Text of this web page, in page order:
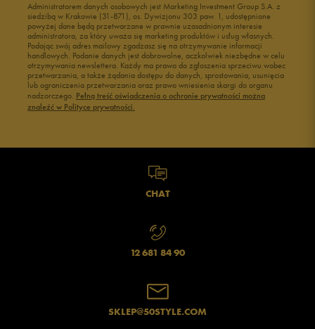
Administratorem danych osobowych jest Marketing Investment Group S.A. z
siedzibą w Krakowie (31-871), os. Dywizjonu 303 paw. 1, udostępnione
powyżej dane będą przetwarzane w prawnie uzasadnionym interesie
administratora, za który uważa się marketing produktów i usług własnych.
Podając swój adres mailowy zgadzasz się na otrzymywanie informacji
handlowych. Podanie danych jest dobrowolne, aczkolwiek niezbędne w celu
otrzymywania newslettera. Każdy ma prawo do zgłoszenia sprzeciwu wobec
przetwarzania, a także żądania dostępu do danych, sprostowania, usunięcia
lub ograniczenia przetwarzania oraz prawo wniesienia skargi do organu
nadzorczego. Pełną treść oświadczenia o ochronie prywatności można
znaleźć w Polityce prywatności.
CHAT
12 681 84 90
SKLEP@50STYLE.COM